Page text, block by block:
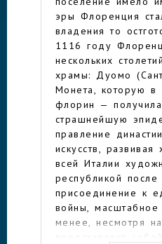
эры Флоренция
владения то
1116 году
нескольких
храмы: Дуомо
Монета, которую
флорин —
страшнейшую
правление
искусств,
всей Италии
республикой
присоединение к
войны,
менее, несмотря
представляет